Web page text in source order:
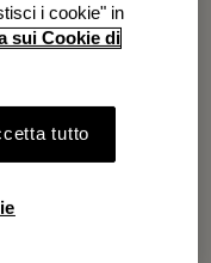
i cookie" in
sui Cookie di
tutto